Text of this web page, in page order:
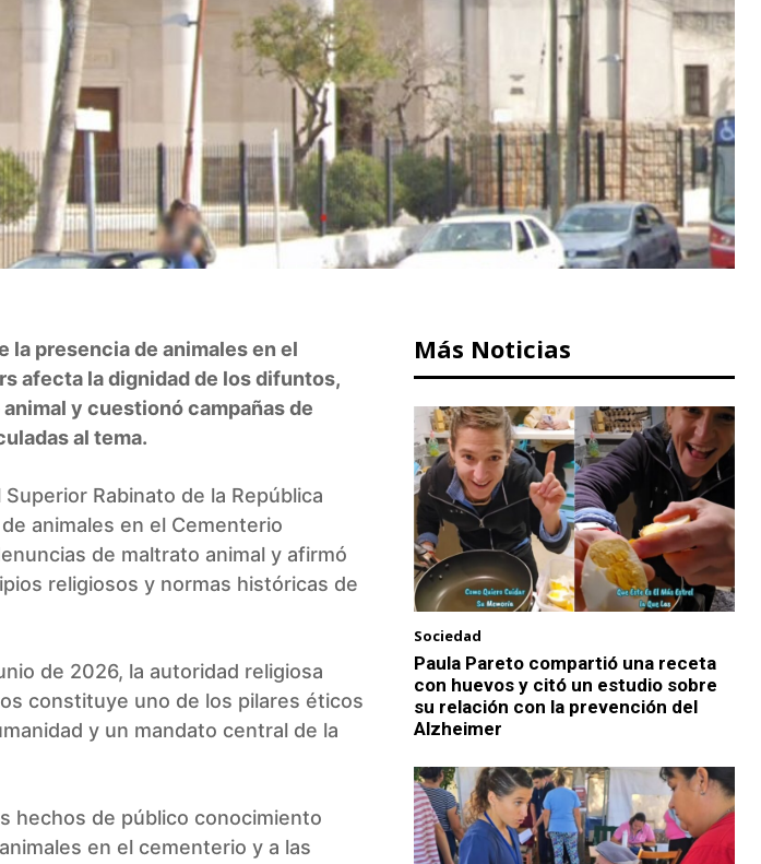
la presencia de animales en el
afecta la dignidad de los difuntos,
y cuestionó campañas de
al tema.
Rabinato de la República
animales en el Cementerio
de maltrato animal y afirmó
religiosos y normas históricas de
de 2026, la autoridad religiosa
constituye uno de los pilares éticos
y un mandato central de la
hechos de público conocimiento
en el cementerio y a las
Más Noticias
Sociedad
Paula Pareto compartió una receta
con huevos y citó un estudio sobre
su relación con la prevención del
Alzheimer